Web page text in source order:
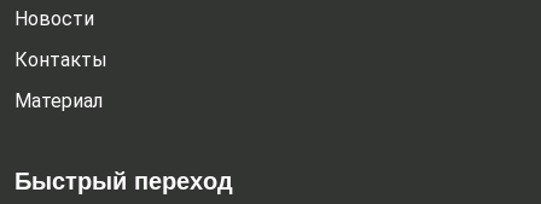
Новости
Контакты
Материал
Быстрый переход